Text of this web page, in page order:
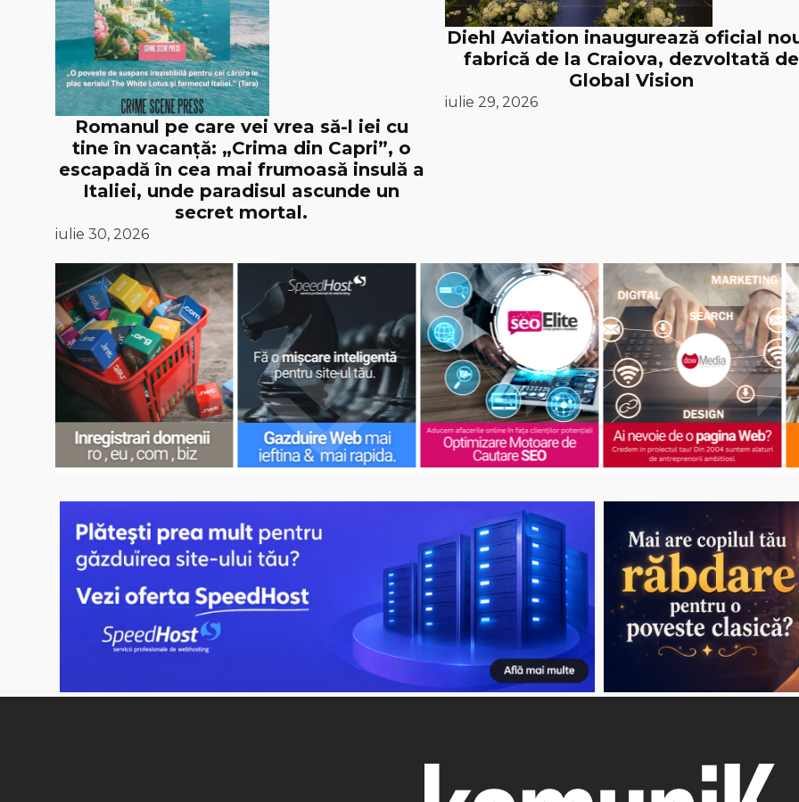
Romanul pe care vei vrea să-l iei cu
tine în vacanță: „Crima din Capri”, o
escapadă în cea mai frumoasă insulă a
Italiei, unde paradisul ascunde un
secret mortal.
iulie 30, 2026
Diehl Aviation inaugurează oficial
fabrică de la Craiova, dezvoltată de
Global Vision
iulie 29, 2026